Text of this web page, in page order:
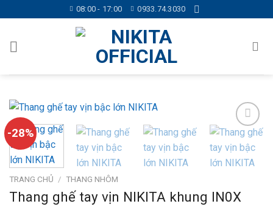
to
08:00 - 17:00 0933.74.3030
-28%
Add to
wishlist
TRANG CHỦ / THANG NHÔM
Thang ghế tay vịn NIKITA khung IN0X